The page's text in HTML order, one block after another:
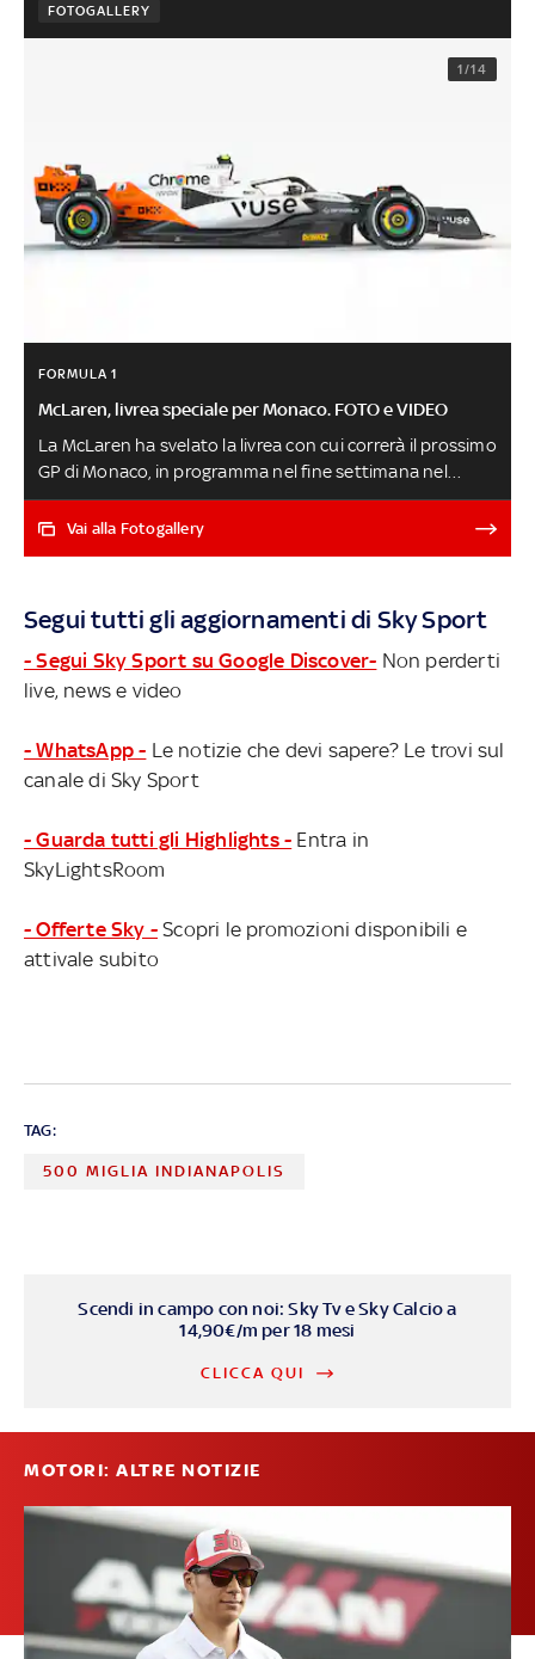
FOTOGALLERY
1/14
FORMULA 1
McLaren, livrea speciale per Monaco. FOTO e VIDEO
La McLaren ha svelato la livrea con cui correrà il prossimo
GP di Monaco, in programma nel fine settimana nel
Principato. Norris e Piastri guideranno una MCL60
speciale, che ricorderà il Triple Crown conquistato nel
Sport F1 e in streaming su NOW GP MONACO, LA
DIRETTA DI LIBERE E QUALIFICHE
Vai alla Fotogallery
Segui tutti gli aggiornamenti di Sky Sport
- Segui Sky Sport su Google Discover- Non perderti
live, news e video
- WhatsApp - Le notizie che devi sapere? Le trovi sul
canale di Sky Sport
- Guarda tutti gli Highlights - Entra in
SkyLightsRoom
- Offerte Sky - Scopri le promozioni disponibili e
attivale subito
TAG:
500 MIGLIA INDIANAPOLIS
Scendi in campo con noi: Sky Tv e Sky Calcio a
14,90€/m per 18 mesi
CLICCA QUI
MOTORI: ALTRE NOTIZIE